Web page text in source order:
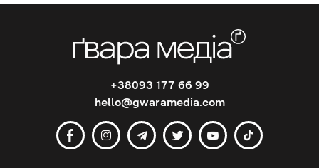
+38093 177 66 99
hello@gwaramedia.com